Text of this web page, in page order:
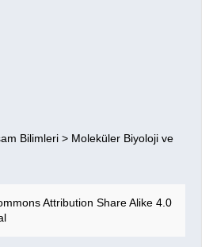
Bilimleri > Moleküler Biyoloji ve
Attribution Share Alike 4.0